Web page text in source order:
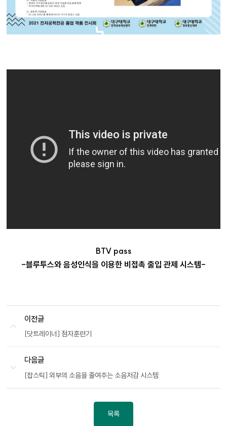
BTV pass
-블루투스와 음성인식을 이용한 비접촉 출입 관제 시스템-
이전글
[닷트레이너] 점자훈련기
다음글
[찹스틱] 외부의 소음을 줄여주는 소음저감 시스템
목록